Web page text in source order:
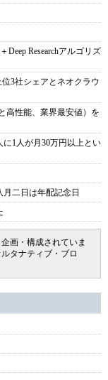
Researchアルゴリズ
3社シェアとネオクラウ
高性能、業界最安値）を
に1人が月30万円以上とい
月二日は年配記念日
画・構成されていま
タナティブ・ブロ